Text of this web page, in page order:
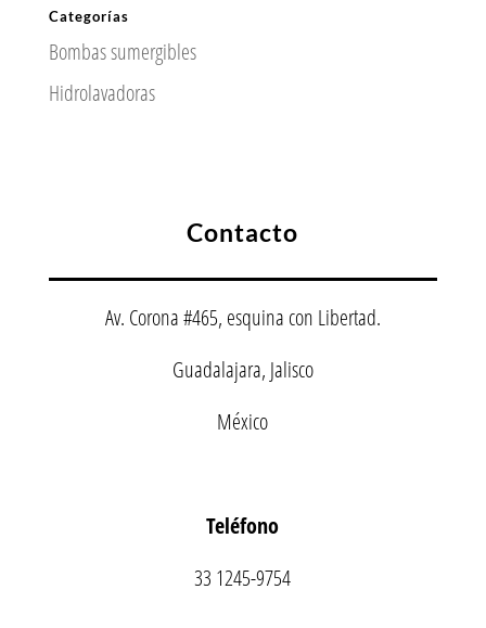
Categorías
Bombas sumergibles
Hidrolavadoras
Contacto
Av. Corona #465, esquina con Libertad.
Guadalajara, Jalisco
México
Teléfono
33 1245-9754